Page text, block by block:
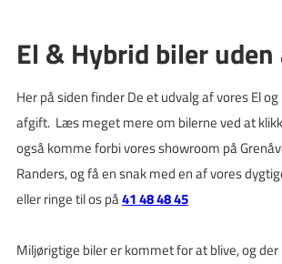
El & Hybrid biler
Her på siden finder De et udvalg af vores El
afgift. Læs meget mere om bilerne ved at
også komme forbi vores showroom på
Randers, og få en snak med en af vores
eller ringe til os på41 48 48 45
Miljørigtige biler er kommet for at blive, og